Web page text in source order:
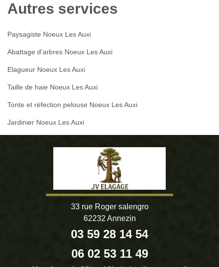
Autres services
Paysagiste Noeux Les Auxi
Abattage d'arbres Noeux Les Auxi
Elagueur Noeux Les Auxi
Taille de haie Noeux Les Auxi
Tonte et réfection pelouse Noeux Les Auxi
Jardinier Noeux Les Auxi
33 rue Roger salengro
62232 Annezin
03 59 28 14 54
06 02 53 11 49